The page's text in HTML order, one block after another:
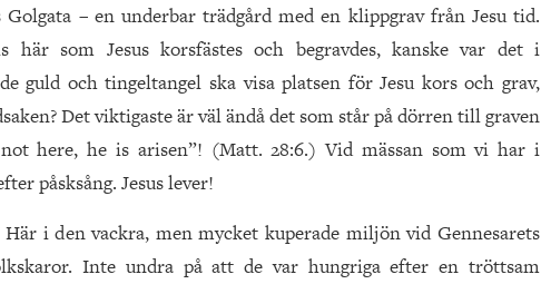
Golgata – en underbar trädgård med en klippgrav från Jesu tid.
här som Jesus korsfästes och begravdes, kanske var det i
guld och tingeltangel ska visa platsen för Jesu kors och grav,
Det viktigaste är väl ändå det som står på dörren till graven
here, he is arisen”! (Matt. 28:6.) Vid mässan som vi har i
påsksång. Jesus lever!
i den vackra, men mycket kuperade miljön vid Gennesarets
Inte undra på att de var hungriga efter en tröttsam